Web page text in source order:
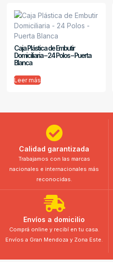
Caja Plástica de Embutir
Domiciliaria – 24 Polos – Puerta
Blanca
Leer más
Calidad garantizada
Trabajamos con las marcas
nacionales e internacionales más
reconocidas.
Envíos a domicilio
Comprá online y recibí en tu casa.
Envíos a Gran Mendoza y Zona Este.